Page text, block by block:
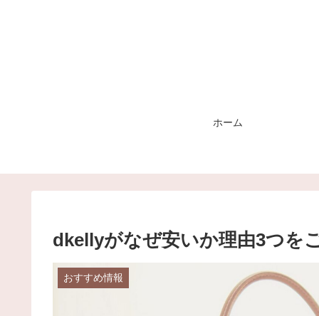
ホーム
dkellyがなぜ安いか理由3つを
おすすめ情報